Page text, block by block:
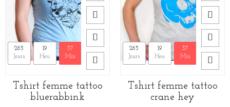
265
Jours
19
Heu
37
Min
27
Sec
Tshirt femme tattoo
bluerabbink
265
Jours
19
Heu
37
Min
27
Sec
Tshirt femme tattoo
crane hey